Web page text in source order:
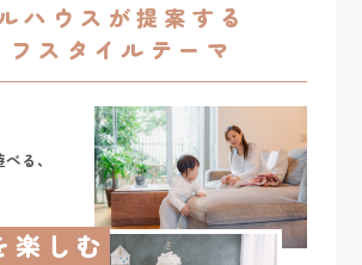
ハウスが提案する
フスタイルテーマ
る、
楽しむ